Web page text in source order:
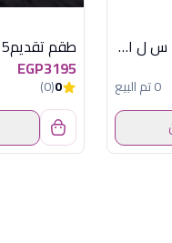
طقم 6 كاس فلوت 21 س ل ادورا
0 تم البيع
EGP3195
0
(0)